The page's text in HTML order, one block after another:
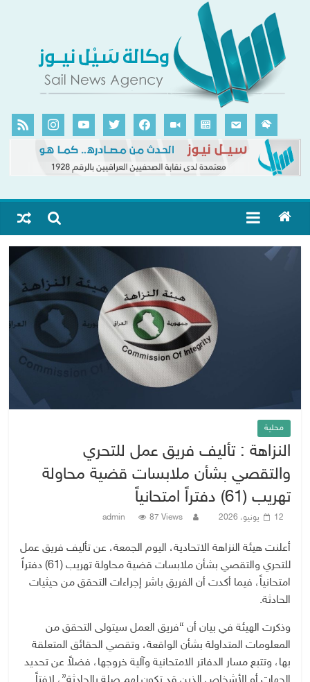
محلية
النزاهة : تأليف فريق عمل للتحري
والتقصي بشأن ملابسات قضية محاولة
تهريب (61) دفتراً امتحانياً
12 يونيو، 2026 admin 87 Views
أعلنت هيئة النزاهة الاتحادية، اليوم الجمعة، عن تأليف فريق عمل
للتحري والتقصي بشأن ملابسات قضية محاولة تهريب (61) دفتراً
امتحانياً، فيما أكدت أن الفريق باشر إجراءات التحقق من حيثيات
الحادثة.
وذكرت الهيئة في بيان أن “فريق العمل سيتولى التحقق من
المعلومات المتداولة بشأن الواقعة، وتقصي الحقائق المتعلقة
بها، وتتبع مسار الدفاتر الامتحانية وآلية خروجها، فضلاً عن تحديد